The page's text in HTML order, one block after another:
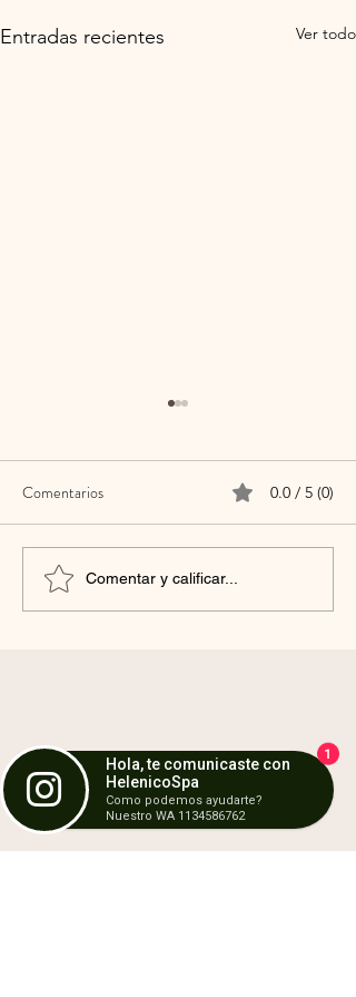
Entradas recientes Ver todo
Peeling Clarisikin
Comentarios 0.0 / 5 (0)
Comentar y calificar...
Hola, te comunicaste con
HelenicoSpa
Como podemos ayudarte?
Nuestro WA 1134586762
1